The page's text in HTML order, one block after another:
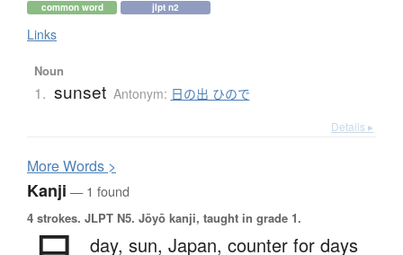
common word jlpt n2
Links
Noun
1. sunset Antonym: 日の出 ひので
Details ▸
MoreWords >
Kanji — 1 found
4 strokes. JLPT N5. Jōyō kanji, taught in grade 1.
day, sun, Japan, counter for days